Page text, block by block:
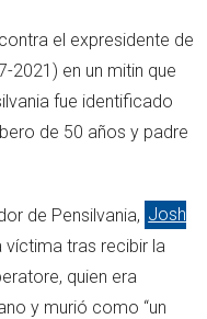
el expresidente de
2021) en un mitin que
fue identificado
de 50 años y padre
de Pensilvania, Josh
tras recibir la
quien era
y murió como “un